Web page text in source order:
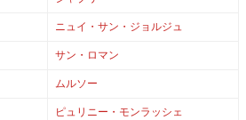
ニュイ・サン・ジョルジュ
サン・ロマン
ムルソー
ピュリニー・モンラッシェ